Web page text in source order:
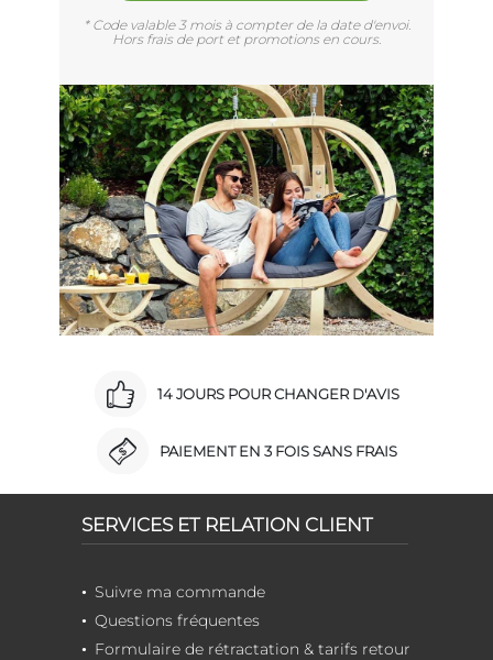
* Code valable 3 mois à compter de la date d'envoi.
Hors frais de port et promotions en cours.
14 JOURS POUR CHANGER D'AVIS
PAIEMENT EN 3 FOIS SANS FRAIS
SERVICES ET RELATION CLIENT
Suivre ma commande
Questions fréquentes
Formulaire de rétractation & tarifs retour